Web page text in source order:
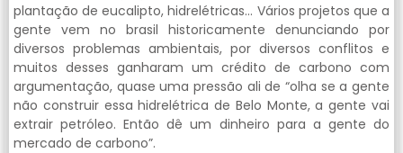
plantação de eucalipto, hidrelétricas… Vários projetos que a
gente vem no brasil historicamente denunciando por
diversos problemas ambientais, por diversos conflitos e
muitos desses ganharam um crédito de carbono com
argumentação, quase uma pressão ali de “olha se a gente
não construir essa hidrelétrica de Belo Monte, a gente vai
extrair petróleo. Então dê um dinheiro para a gente do
mercado de carbono”.